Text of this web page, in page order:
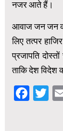
नजर आते हैं।
आवाज जन जन
लिए तत्पर
प्रजापति
ताकि देश विदेश